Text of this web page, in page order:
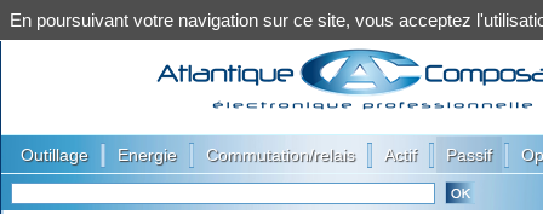
Outillage Energie Commutation/relais Actif Passif
En poursuivant votre navigation sur ce site, vous acceptez